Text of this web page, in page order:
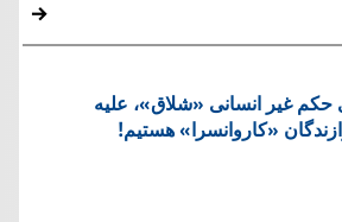
حکم غیر انسانی «شلاق»، علیه
«کاروانسرا» هستیم!